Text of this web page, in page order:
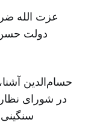
عزت الله
دولت حسن
حسام‌الدین
در شورای